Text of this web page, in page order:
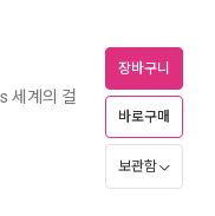
세계의 걸
장바구니
바로구매
보관함